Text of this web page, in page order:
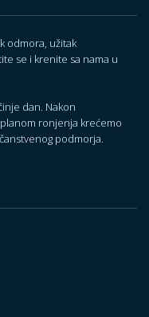
odmora, užitak
se i krenite sa nama u
dan. Nakon
ronjenja krećemo
podmorja.